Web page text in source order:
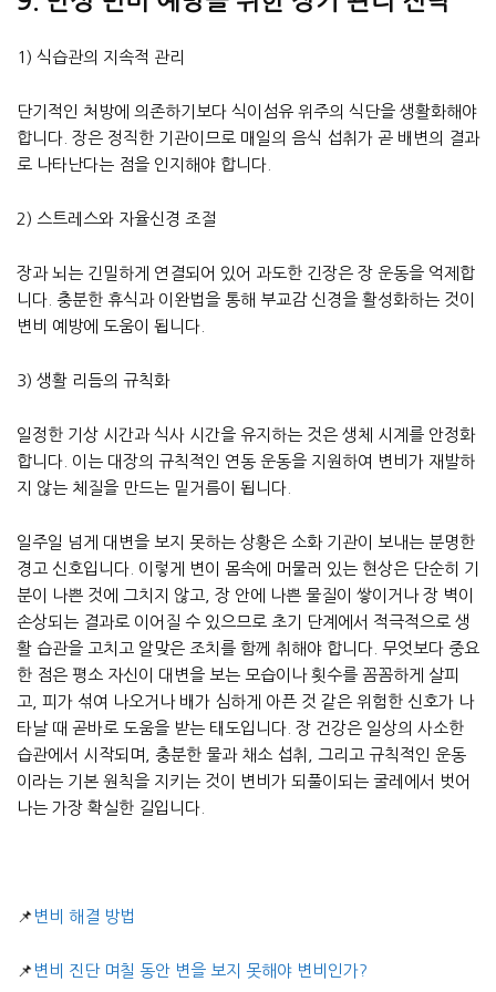
1) 식습관의 지속적 관리
단기적인 처방에 의존하기보다 식이섬유 위주의 식단을 생활화해야
합니다. 장은 정직한 기관이므로 매일의 음식 섭취가 곧 배변의 결과
로 나타난다는 점을 인지해야 합니다.
2) 스트레스와 자율신경 조절
장과 뇌는 긴밀하게 연결되어 있어 과도한 긴장은 장 운동을 억제합
니다. 충분한 휴식과 이완법을 통해 부교감 신경을 활성화하는 것이
변비 예방에 도움이 됩니다.
3) 생활 리듬의 규칙화
일정한 기상 시간과 식사 시간을 유지하는 것은 생체 시계를 안정화
합니다. 이는 대장의 규칙적인 연동 운동을 지원하여 변비가 재발하
지 않는 체질을 만드는 밑거름이 됩니다.
일주일 넘게 대변을 보지 못하는 상황은 소화 기관이 보내는 분명한
경고 신호입니다. 이렇게 변이 몸속에 머물러 있는 현상은 단순히 기
분이 나쁜 것에 그치지 않고, 장 안에 나쁜 물질이 쌓이거나 장 벽이
손상되는 결과로 이어질 수 있으므로 초기 단계에서 적극적으로 생
활 습관을 고치고 알맞은 조치를 함께 취해야 합니다. 무엇보다 중요
한 점은 평소 자신이 대변을 보는 모습이나 횟수를 꼼꼼하게 살피
고, 피가 섞여 나오거나 배가 심하게 아픈 것 같은 위험한 신호가 나
타날 때 곧바로 도움을 받는 태도입니다. 장 건강은 일상의 사소한
습관에서 시작되며, 충분한 물과 채소 섭취, 그리고 규칙적인 운동
이라는 기본 원칙을 지키는 것이 변비가 되풀이되는 굴레에서 벗어
나는 가장 확실한 길입니다.
📌 변비 해결 방법
📌 변비 진단 며칠 동안 변을 보지 못해야 변비인가?